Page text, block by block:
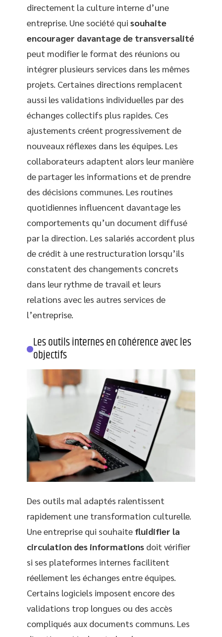
directement la culture interne d’une
entreprise. Une société qui souhaite
encourager davantage de transversalité
peut modifier le format des réunions ou
intégrer plusieurs services dans les mêmes
projets. Certaines directions remplacent
aussi les validations individuelles par des
échanges collectifs plus rapides. Ces
ajustements créent progressivement de
nouveaux réflexes dans les équipes. Les
collaborateurs adaptent alors leur manière
de partager les informations et de prendre
des décisions communes. Les routines
quotidiennes influencent davantage les
comportements qu’un document diffusé
par la direction. Les salariés accordent plus
de crédit à une restructuration lorsqu’ils
constatent des changements concrets
dans leur rythme de travail et leurs
relations avec les autres services de
l’entreprise.
Les outils internes en cohérence avec les
objectifs
Des outils mal adaptés ralentissent
rapidement une transformation culturelle.
Une entreprise qui souhaite fluidifier la
circulation des informations doit vérifier
si ses plateformes internes facilitent
réellement les échanges entre équipes.
Certains logiciels imposent encore des
validations trop longues ou des accès
compliqués aux documents communs. Les